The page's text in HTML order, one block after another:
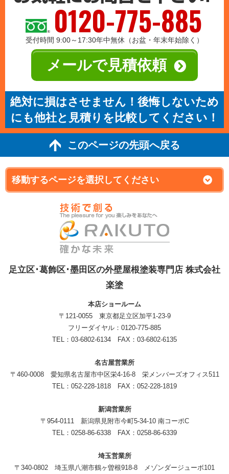
0120-775-885
受付時間 9:00～17:30年中無休（お盆・年末年始除く）
メールで見積依頼
絶対に損はさせません！後悔しないため
にも他社と見積りを比較してください！
このページの先頭へ戻る
足立区･葛飾区･墨田区の外壁屋根塗装専門店 株式会社
楽塗
本店ショールーム
〒121-0055 東京都足立区加平1-23-9
フリーダイヤル：0120-775-885
TEL：03-6802-6134 FAX：03-6802-6135
名古屋営業所
〒460-0008 愛知県名古屋市中区栄4-16-8 栄メンバーズオフィス511
TEL：052-228-1818 FAX：052-228-1819
新潟営業所
〒954-0111 新潟県見附市今町5-34-10 南コーポC
TEL：0258-86-6338 FAX：0258-86-6339
埼玉営業所
〒340-0802 埼玉県八潮市鶴ヶ曽根918-8 メゾンダージューボ101